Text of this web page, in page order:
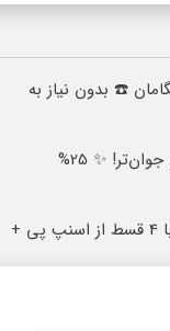
☎️ بدون نیاز به
🎯 چشم‌هایی زیباتر، نگاهی جوان‌تر! ✨ 25%
اینترنت LTE پیشگامان رو با 4 قسط از اسنپ پی +